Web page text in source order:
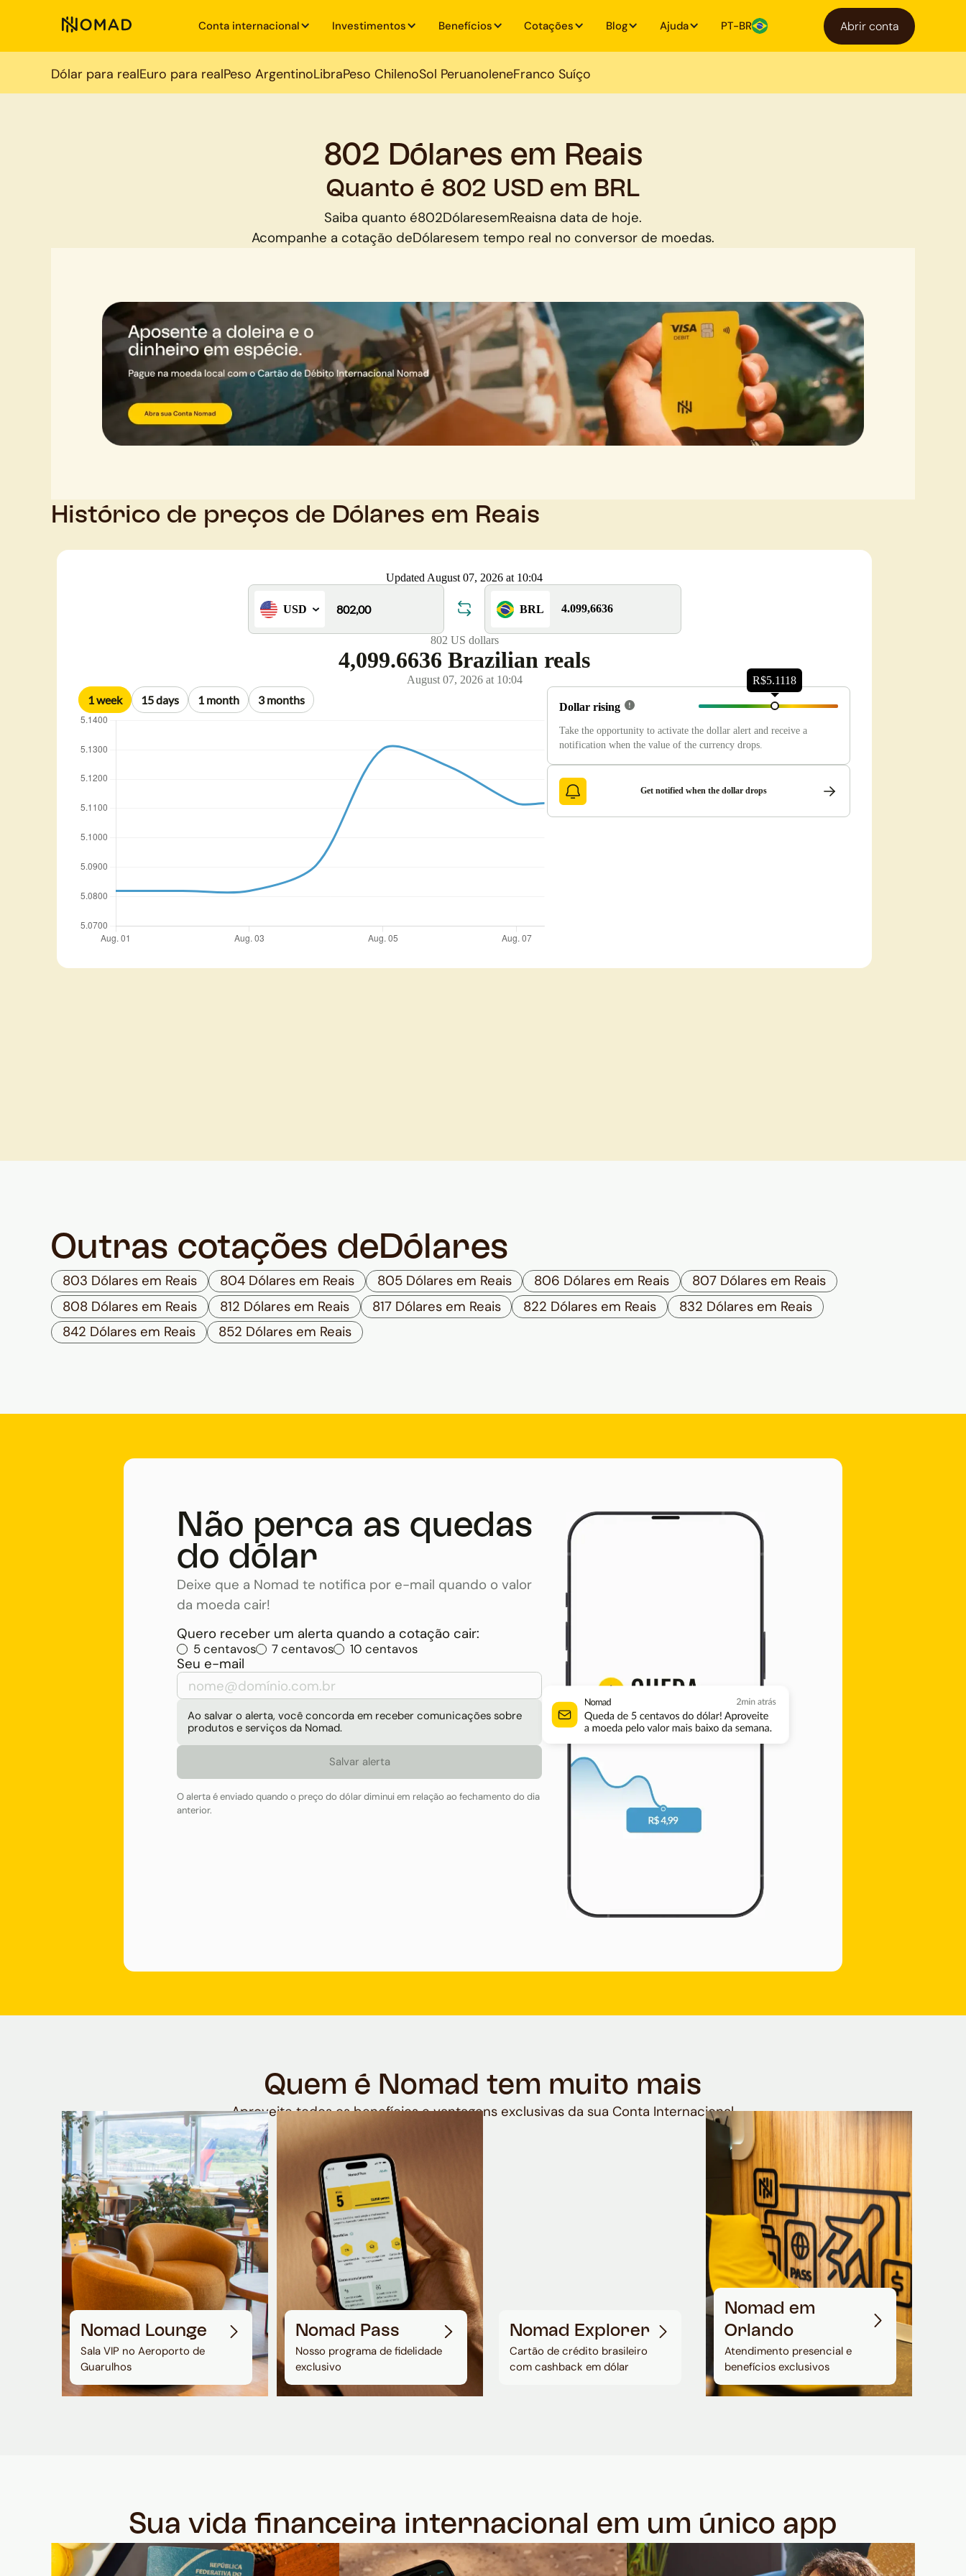
Conta internacional Investimentos Benefícios Cotações Blog Ajuda PT-BR Abrir conta
Dólar para realEuro para realPeso ArgentinoLibraPeso ChilenoSol PeruanoIeneFranco Suíço
802 Dólares em Reais
Quanto é 802 USD em BRL
Saiba quanto é802DólaresemReaisna data de hoje.
Acompanhe a cotação deDólaresem tempo real no conversor de moedas.
Histórico de preços de Dólares em Reais
Outras cotações de Dólares
803 Dólares em Reais 804 Dólares em Reais 805 Dólares em Reais 806 Dólares em Reais
807 Dólares em Reais
808 Dólares em Reais
812 Dólares em Reais 817 Dólares em Reais 822 Dólares em Reais
832 Dólares em Reais
842 Dólares em Reais
852 Dólares em Reais
Não perca as quedas
do dólar
Deixe que a Nomad te notifica por e-mail quando o valor
da moeda cair!
Quero receber um alerta quando a cotação cair:
5 centavos 7 centavos 10 centavos
Seu e-mail
Ao salvar o alerta, você concorda em receber comunicações sobre
produtos e serviços da Nomad.
O alerta é enviado quando o preço do dólar diminui em relação ao fechamento do dia
anterior.
Quem é Nomad tem muito mais
Aproveite todos os benefícios e vantagens exclusivas da sua Conta Internacional
Nomad Lounge
Sala VIP no Aeroporto de
Guarulhos
Nomad Pass
Nosso programa de fidelidade
exclusivo
Nomad Explorer
Cartão de crédito brasileiro
com cashback em dólar
Nomad em
Orlando
Atendimento presencial e
benefícios exclusivos
Sua vida financeira internacional em um único app